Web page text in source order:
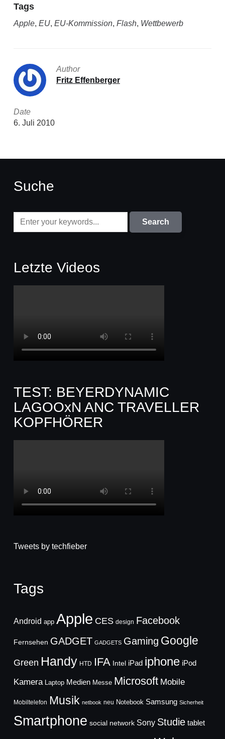
Tags
Apple, EU, EU-Kommission, Flash, Wettbewerb
Author
Fritz Effenberger
Date
6. Juli 2010
Suche
Letzte Videos
TEST: BEYERDYNAMIC
LAGOOxN ANC TRAVELLER
KOPFHÖRER
Tweets by techfieber
Tags
Android app Apple CES design Facebook
Fernsehen GADGET GADGETS Gaming Google
Green Handy HTD IFA Intel iPad iphone iPod
Kamera Laptop Medien Messe Microsoft Mobile
Mobiltelefon Musik netbook neu Notebook Samsung Sicherheit
Smartphone social network Sony Studie tablet